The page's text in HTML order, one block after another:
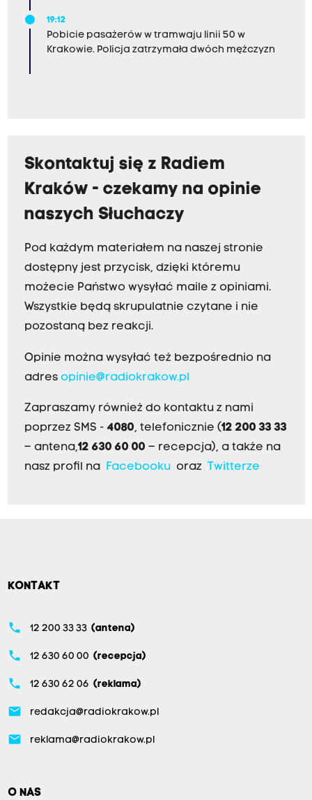
19:12
Pobicie pasażerów w tramwaju linii 50 w
Krakowie. Policja zatrzymała dwóch mężczyzn
Skontaktuj się z Radiem
Kraków - czekamy na opinie
naszych Słuchaczy
Pod każdym materiałem na naszej stronie
dostępny jest przycisk, dzięki któremu
możecie Państwo wysyłać maile z opiniami.
Wszystkie będą skrupulatnie czytane i nie
pozostaną bez reakcji.
Opinie można wysyłać też bezpośrednio na
adres opinie@radiokrakow.pl
Zapraszamy również do kontaktu z nami
poprzez SMS - 4080, telefonicznie (12 200 33 33
– antena,12 630 60 00 – recepcja), a także na
nasz profil na
Facebookuoraz Twitterze
KONTAKT
phone 12 200 33 33 (antena)
phone 12 630 60 00 (recepcja)
phone 12 630 62 06 (reklama)
email redakcja@radiokrakow.pl
email reklama@radiokrakow.pl
O NAS